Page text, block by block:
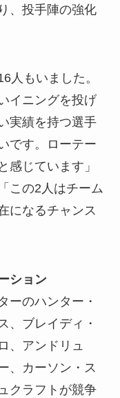
、投手陣の強化
人もいました。
イニングを投げ
実績を持つ選手
です。ローテー
感じています」
この2人はチーム
になるチャンス
ション
ーのハンター・
、ブレイディ・
、アンドリュ
、カーソン・ス
クラフトが競争